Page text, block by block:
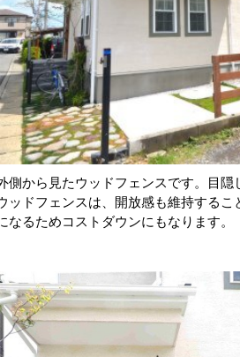
側から見たウッドフェンスです。目隠
ッドフェンスは、開放感も維持するこ
なるためコストダウンにもなります。